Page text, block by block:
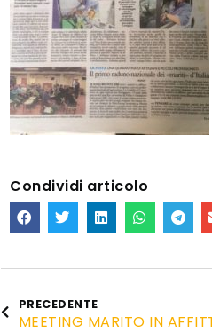
Condividi articolo
PRECEDENTE
MEETING MARITO IN